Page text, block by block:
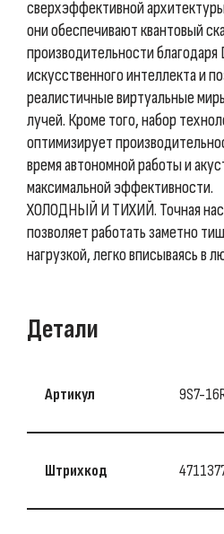
сверхэффективной
они обеспечивают квантовый
производительности благодаря
искусственного интеллекта и
реалистичные виртуальные
лучей. Кроме того, набор
оптимизирует
время автономной работы и
максимальной эффективности.
ХОЛОДНЫЙ И ТИХИЙ. Точная
позволяет работать заметно
нагрузкой, легко вписываясь в
Детали
Артикул 9S7-
Штрихкод